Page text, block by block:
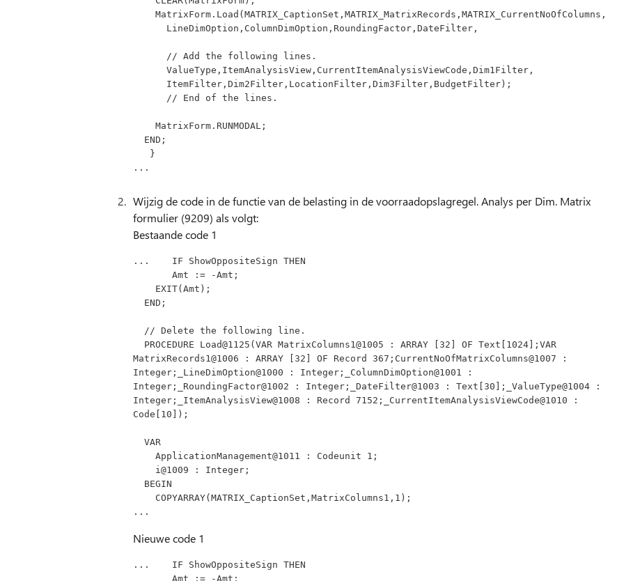
    MatrixForm.Load(MATRIX_CaptionSet,MATRIX_MatrixRecords,MATRIX_CurrentNoOfColumns,
      LineDimOption,ColumnDimOption,RoundingFactor,DateFilter,
      // Add the following lines.
      ValueType,ItemAnalysisView,CurrentItemAnalysisViewCode,Dim1Filter,
      ItemFilter,Dim2Filter,LocationFilter,Dim3Filter,BudgetFilter);
      // End of the lines.
    MatrixForm.RUNMODAL;
  END;
   }
...
Wijzig de code in de functie van de belasting in de voorraadopslagregel. Analys per Dim. Matrix
formulier (9209) als volgt:
Bestaande code 1
...    IF ShowOppositeSign THEN
       Amt := -Amt;
    EXIT(Amt);
  END;
  // Delete the following line.
MatrixRecords1@1006 : ARRAY [32] OF Record 367;CurrentNoOfMatrixColumns@1007 :
Integer;_LineDimOption@1000 : Integer;_ColumnDimOption@1001 :
Integer;_RoundingFactor@1002 : Integer;_DateFilter@1003 : Text[30];_ValueType@1004 :
Integer;_ItemAnalysisView@1008 : Record 7152;_CurrentItemAnalysisViewCode@1010 :
Code[10]);
  VAR
    ApplicationManagement@1011 : Codeunit 1;
    i@1009 : Integer;
  BEGIN
    COPYARRAY(MATRIX_CaptionSet,MatrixColumns1,1);
...
Nieuwe code 1
...    IF ShowOppositeSign THEN
       Amt := -Amt;